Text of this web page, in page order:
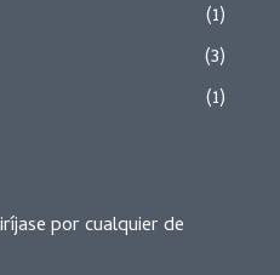
(1)
(3)
(1)
por cualquier de